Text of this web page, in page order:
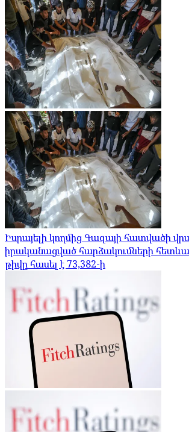
Իսրայելի կողմից Գազայի հատվածի
իրականացված հարձակումների
թիվը հասել է 73,382-ի